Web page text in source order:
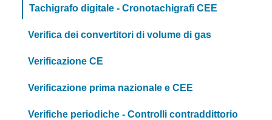
Tachigrafo digitale - Cronotachigrafi CEE
Verifica dei convertitori di volume di gas
Verificazione CE
Verificazione prima nazionale e CEE
Verifiche periodiche - Controlli contraddittorio